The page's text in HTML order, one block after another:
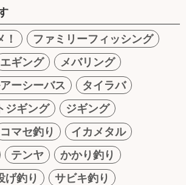
ファミリーフィッシング
エギング
メバリング
ーシーバス
タイラバ
ジギング
ジギング
コマセ釣り
イカメタル
テンヤ
かかり釣り
げ釣り
サビキ釣り